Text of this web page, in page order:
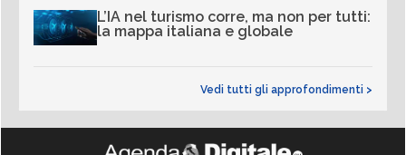
L’IA nel turismo corre, ma non per tutti:
la mappa italiana e globale
Vedi tutti gli approfondimenti >